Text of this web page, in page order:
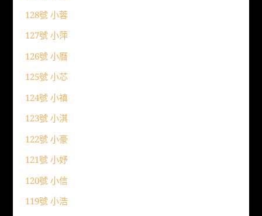
128號 小蓉
127號 小萍
126號 小曆
125號 小芯
124號 小禛
123號 小淇
122號 小豪
121號 小妤
120號 小信
119號 小浩